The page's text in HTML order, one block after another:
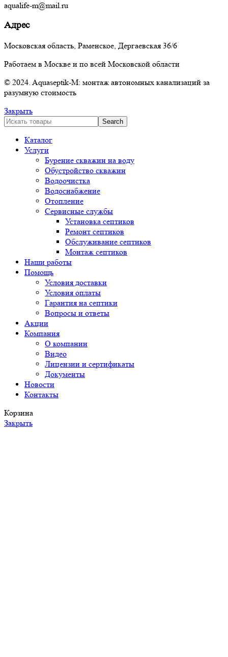
aqualife-m@mail.ru
Адрес
Московская область, Раменское, Дергаевская 36/6
Работаем в Москве и по всей Московской области
© 2024. Aquaseptik-M: монтаж автономных канализаций за
разумную стоимость
Закрыть
Search
Каталог
Услуги
Бурение скважин на воду
Обустройство скважин
Водоочистка
Водоснабжение
Отопление
Сервисные службы
Установка септиков
Ремонт септиков
Обслуживание септиков
Монтаж септиков
Наши работы
Помощь
Условия доставки
Условия оплаты
Гарантия на септики
Вопросы и ответы
Акции
Компания
О компании
Видео
Лицензии и сертификаты
Документы
Новости
Контакты
Корзина
Закрыть